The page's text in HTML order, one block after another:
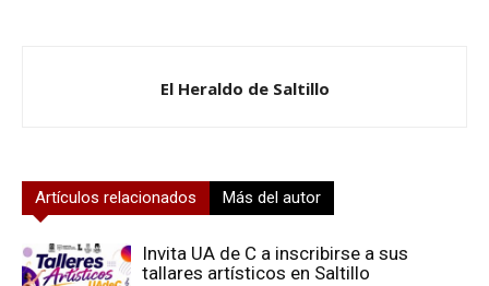
El Heraldo de Saltillo
Artículos relacionados Más del autor
Invita UA de C a inscribirse a sus
tallares artísticos en Saltillo